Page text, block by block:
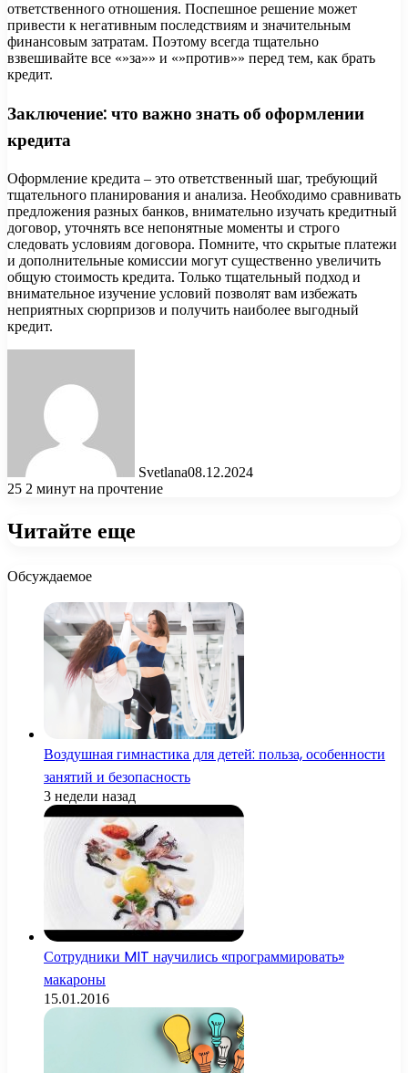
ответственного отношения. Поспешное решение может
привести к негативным последствиям и значительным
финансовым затратам. Поэтому всегда тщательно
взвешивайте все «»за»» и «»против»» перед тем, как брать
кредит.
Заключение: что важно знать об оформлении
кредита
Оформление кредита – это ответственный шаг, требующий
тщательного планирования и анализа. Необходимо сравнивать
предложения разных банков, внимательно изучать кредитный
договор, уточнять все непонятные моменты и строго
следовать условиям договора. Помните, что скрытые платежи
и дополнительные комиссии могут существенно увеличить
общую стоимость кредита. Только тщательный подход и
внимательное изучение условий позволят вам избежать
неприятных сюрпризов и получить наиболее выгодный
кредит.
Svetlana08.12.2024
25 2 минут на прочтение
Читайте еще
Обсуждаемое
Воздушная гимнастика для детей: польза, особенности
занятий и безопасность
3 недели назад
Сотрудники MIT научились «программировать»
макароны
15.01.2016